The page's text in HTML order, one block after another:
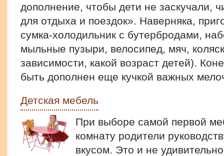
дополнение, чтобы дети не заскучали,
для отдыха и поездок». Наверняка,
сумка-холодильник с бутербродами,
мыльные пузыри, велосипед, мяч,
зависимости, какой возраст детей).
быть дополнен еще кучкой важных
Детская мебель
При выборе самой первой
комнату родители
вкусом. Это и не